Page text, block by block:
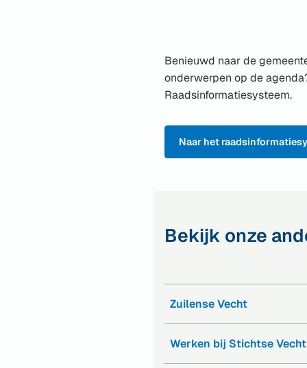
Benieuwd naar de
onderwerpen op de
Raadsinformatiesysteem.
Naar het
(Verwijst
Bekijk onze
Zuilense Vecht
(Verwijst
naar
een
externe
Werken bij Stichtse Vecht
(Verwijst